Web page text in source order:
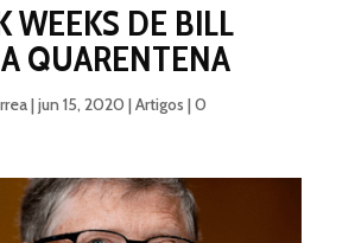
WEEKS DE BILL
QUARENTENA
|jun 15, 2020 |Artigos |0